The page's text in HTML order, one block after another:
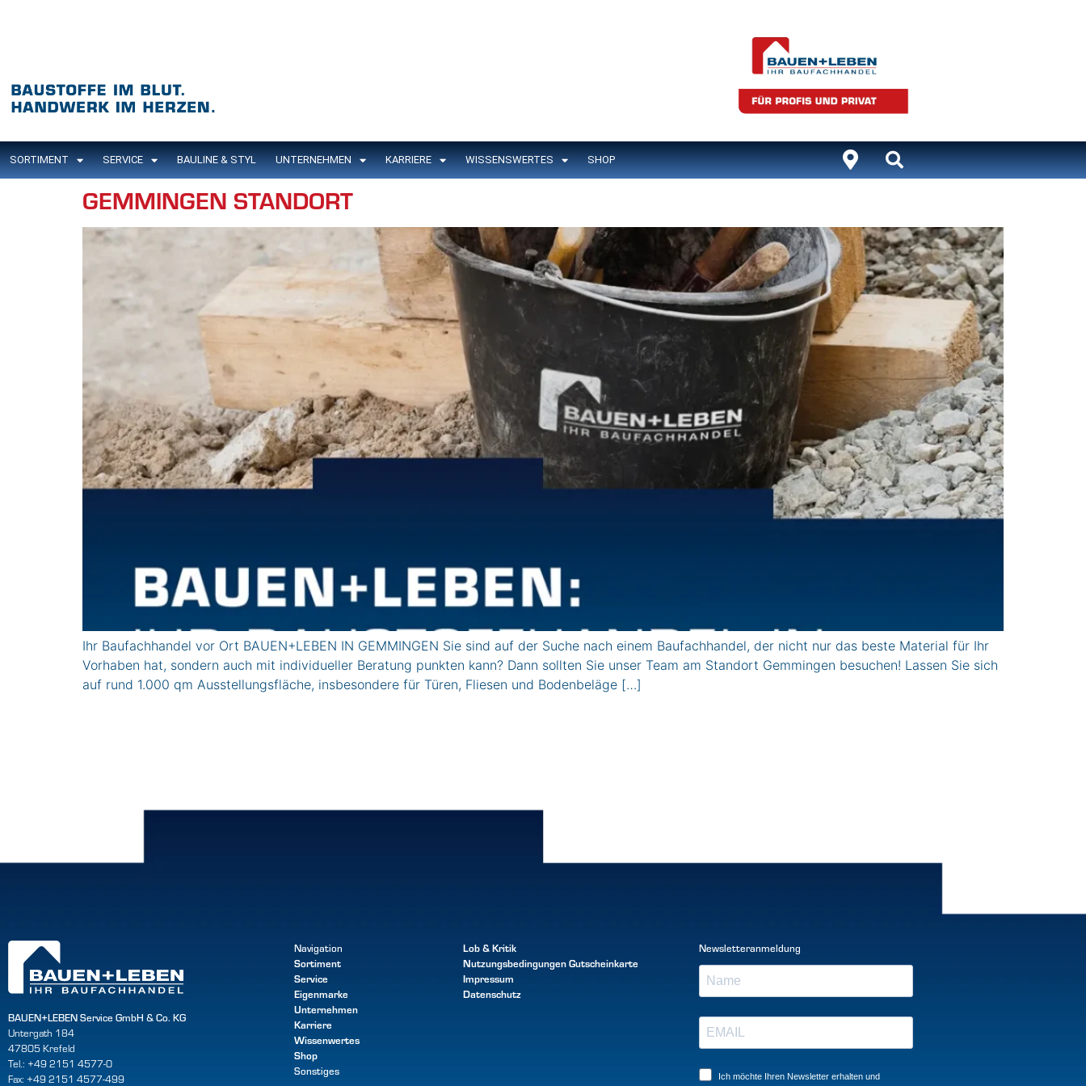
SORTIMENT SERVICE BAULINE & STYL UNTERNEHMEN KARRIERE WISSENSWERTES SHOP
GEMMINGEN STANDORT
Ihr Baufachhandel vor Ort BAUEN+LEBEN IN GEMMINGEN Sie sind auf der Suche nach einem Baufachhandel, der nicht nur das beste Material für Ihr
Vorhaben hat, sondern auch mit individueller Beratung punkten kann? Dann sollten Sie unser Team am Standort Gemmingen besuchen! Lassen Sie sich
auf rund 1.000 qm Ausstellungsfläche, insbesondere für Türen, Fliesen und Bodenbeläge […]
BAUEN+LEBEN Service GmbH & Co. KG
Untergath 184
47805 Krefeld
Tel.: +49 2151 4577-0
Fax: +49 2151 4577-499
Navigation
Sortiment
Service
Eigenmarke
Unternehmen
Karriere
Wissenwertes
Shop
Sonstiges
Lob & Kritik
NutzungsbedingungenGutscheinkarte
Impressum
Datenschutz
Newsletteranmeldung
Ich möchte Ihren Newsletter erhalten und